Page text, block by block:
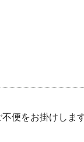
便をお掛けしま